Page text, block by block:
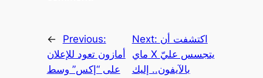
←
Previous:
أمازون تعود للإعلان
على “إكس” وسط
Next: اكتشفت أن
ماي X يتجسس عليّ
بالآيفون.. إليك